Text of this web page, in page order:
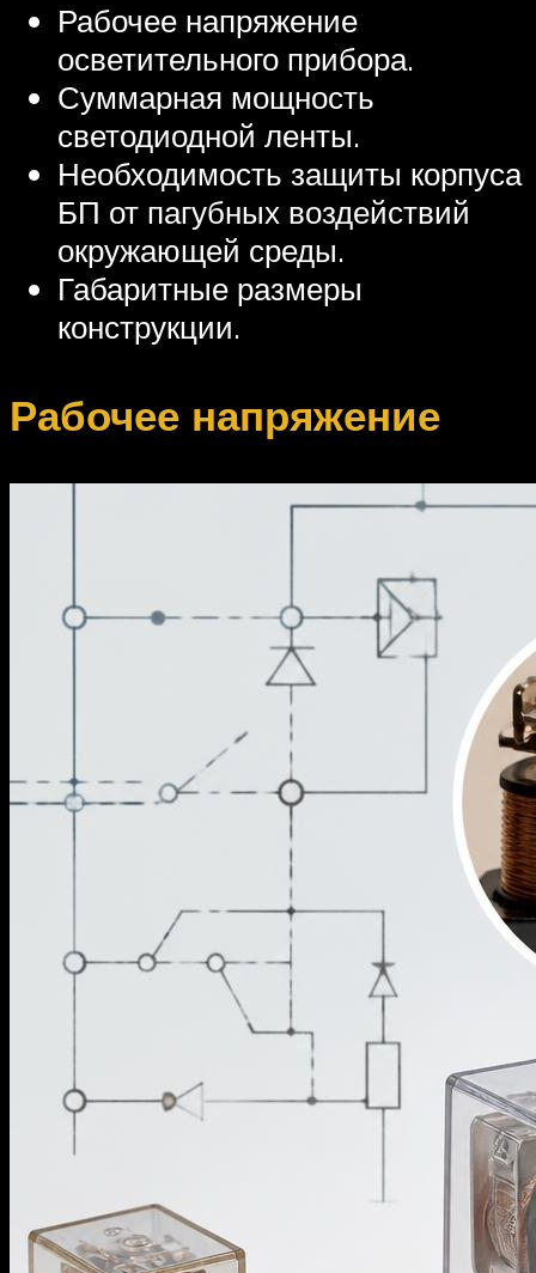
Рабочее напряжение
осветительного прибора.
Суммарная мощность
светодиодной ленты.
Необходимость защиты корпуса
БП от пагубных воздействий
окружающей среды.
Габаритные размеры
конструкции.
Рабочее напряжение